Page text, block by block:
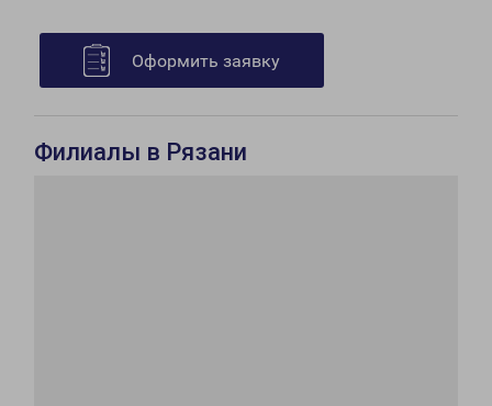
Оформить заявку
Филиалы в Рязани